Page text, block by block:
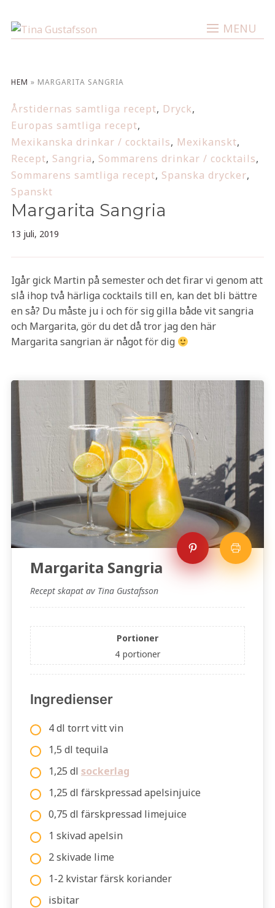
MENU
HEM » MARGARITA SANGRIA
Årstidernas samtliga recept, Dryck,
Europas samtliga recept,
Mexikanska drinkar / cocktails, Mexikanskt,
Recept, Sangria, Sommarens drinkar / cocktails,
Sommarens samtliga recept, Spanska drycker,
Spanskt
Margarita Sangria
13 juli, 2019
Igår gick Martin på semester och det firar vi genom att
slå ihop två härliga cocktails till en, kan det bli bättre
en så? Du måste ju i och för sig gilla både vit sangria
och Margarita, gör du det då tror jag den här
Margarita sangrian är något för dig
Margarita Sangria
Recept skapat av Tina Gustafsson
Portioner
4 portioner
Ingredienser
4 dl torrt vitt vin
1,5 dl tequila
1,25 dl sockerlag
1,25 dl färskpressad apelsinjuice
0,75 dl färskpressad limejuice
1 skivad apelsin
2 skivade lime
1-2 kvistar färsk koriander
isbitar